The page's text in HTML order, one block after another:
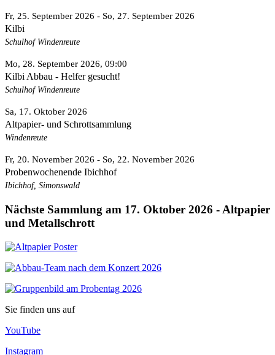
Fr, 25. September 2026 - So, 27. September 2026
Kilbi
Schulhof Windenreute
Mo, 28. September 2026, 09:00
Kilbi Abbau - Helfer gesucht!
Schulhof Windenreute
Sa, 17. Oktober 2026
Altpapier- und Schrottsammlung
Windenreute
Fr, 20. November 2026 - So, 22. November 2026
Probenwochenende Ibichhof
Ibichhof, Simonswald
Nächste Sammlung am 17. Oktober 2026 - Altpapier
und Metallschrott
Sie finden uns auf
YouTube
Instagram